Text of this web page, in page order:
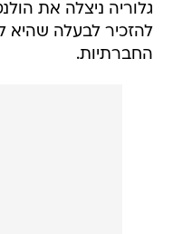
גלוריה ניצלה את
להזכיר לבעלה שהיא
החברתיות.